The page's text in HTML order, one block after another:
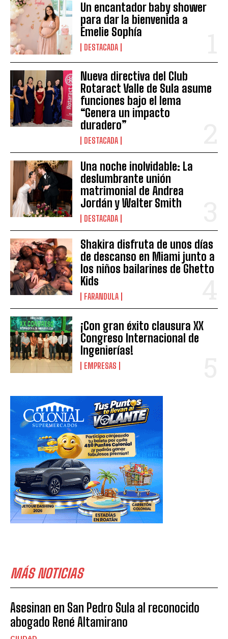
Un encantador baby shower
para dar la bienvenida a
Emelie Sophía
DESTACADA
Nueva directiva del Club
Rotaract Valle de Sula asume
funciones bajo el lema
“Genera un impacto
duradero”
DESTACADA
Una noche inolvidable: La
deslumbrante unión
matrimonial de Andrea
Jordán y Walter Smith
DESTACADA
Shakira disfruta de unos días
de descanso en Miami junto a
los niños bailarines de Ghetto
Kids
FARANDULA
¡Con gran éxito clausura XX
Congreso Internacional de
Ingenierías!
EMPRESAS
MÁS NOTICIAS
Asesinan en San Pedro Sula al reconocido
abogado René Altamirano